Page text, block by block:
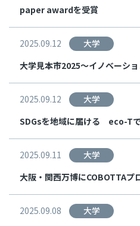
paper awardを受賞
2025.09.12
大学
大学見本市2025～イノベーシ
2025.09.12
大学
SDGsを地域に届ける eco-T
2025.09.11
大学
大阪・関西万博にCOBOTTAプ
2025.09.08
大学